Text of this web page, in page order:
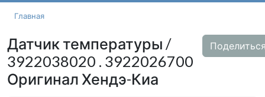
Главная
Датчик температуры /
3922038020 . 3922026700
Оригинал Хендэ-Киа